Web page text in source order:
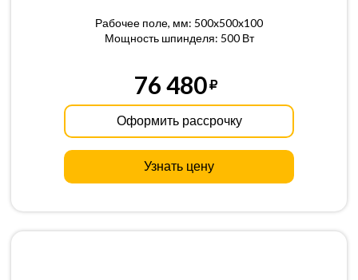
Рабочее поле, мм: 500x500x100
Мощность шпинделя: 500 Вт
76 480
Оформить рассрочку
Узнать цену